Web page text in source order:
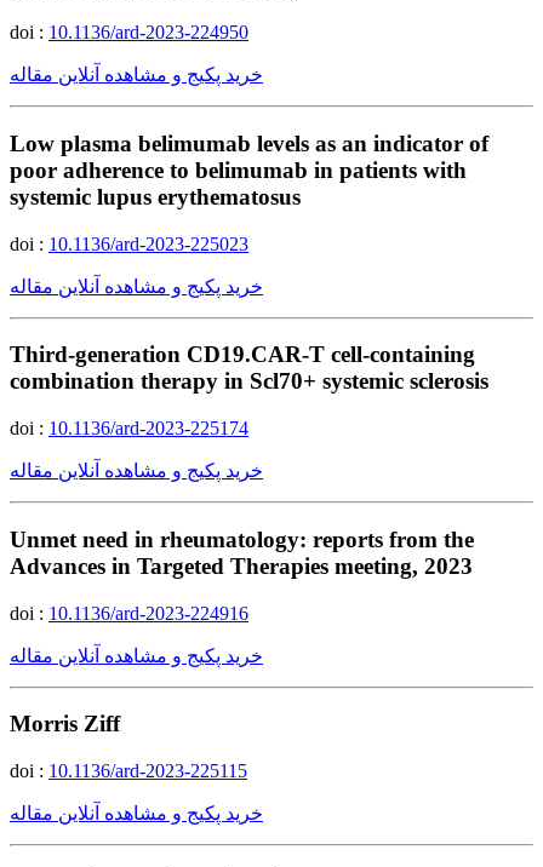
doi : 10.1136/ard-2023-224950
خرید پکیج و مشاهده آنلاین مقاله
Low plasma belimumab levels as an indicator of
poor adherence to belimumab in patients with
systemic lupus erythematosus
doi : 10.1136/ard-2023-225023
خرید پکیج و مشاهده آنلاین مقاله
Third-generation CD19.CAR-T cell-containing
combination therapy in Scl70+ systemic sclerosis
doi : 10.1136/ard-2023-225174
خرید پکیج و مشاهده آنلاین مقاله
Unmet need in rheumatology: reports from the
Advances in Targeted Therapies meeting, 2023
doi : 10.1136/ard-2023-224916
خرید پکیج و مشاهده آنلاین مقاله
Morris Ziff
doi : 10.1136/ard-2023-225115
خرید پکیج و مشاهده آنلاین مقاله